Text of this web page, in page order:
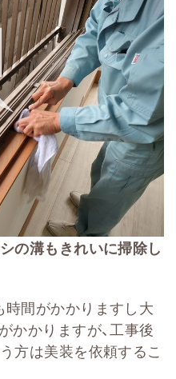
の溝もきれいに掃除し
間がかかりますし大
かかりますが、工事後
方は美装を依頼するこ